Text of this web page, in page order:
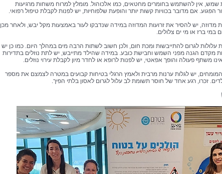
שמש, אין להשתמש בחומרים מחטאים, כמו אלכוהול. מומלץ למרוח משחות מרגיעות
הפגוע. אם מדובר בכוויות קשות יותר והופעת שלפוחיות, יש לפנות לקבלת טיפול רפואי.
מדוזה, יש להסיר את זרועות המדוזה במידה שנדבקו לעור באמצעות מקל יבש, ולאחר מכן
ברז או מי ים צלולים.
עלולות לגרום להתייבשות ומכת חום, ולכן חשוב לשתות הרבה מים במהלך היום. כמו כן יש
מקדם הגנה מפני השמש וחבישת כובע. במידה שהילד מתייבש, יש לתת נוזלים בתדירות
משתף פעולה והופך אפאטי, יש לפנות לרופא או לחדר מיון לקבלת עירוי נוזלים.
המומחים, יש לגלות ערנות מרבית ולאמץ הרגלי בטיחות קבועים במטרה לצמצם את מספר
זכרו, רגע אחד של חוסר תשומת לב עלול לגרום לאסון בלתי הפיך.